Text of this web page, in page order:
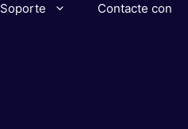
Soporte Contacte con